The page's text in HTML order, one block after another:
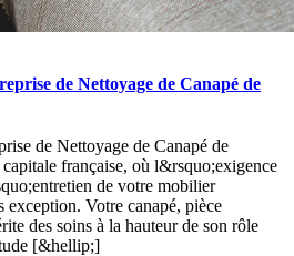
de Nettoyage de Canapé de
de Nettoyage de Canapé de
française, où l&rsquo;exigence
de votre mobilier
Votre canapé, pièce
des soins à la hauteur de son rôle
[&hellip;]